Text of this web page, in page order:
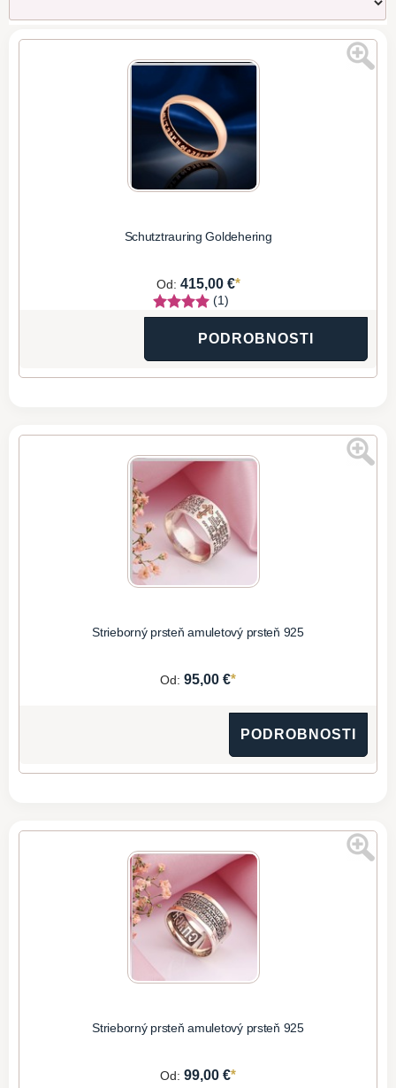
Schutztrauring Goldehering
Od: 415,00 €*
(1)
PODROBNOSTI
Strieborný prsteň amuletový prsteň 925
Od: 95,00 €*
PODROBNOSTI
Strieborný prsteň amuletový prsteň 925
Od: 99,00 €*